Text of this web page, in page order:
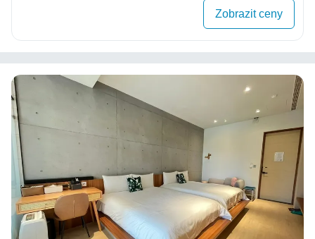
Zobrazit ceny